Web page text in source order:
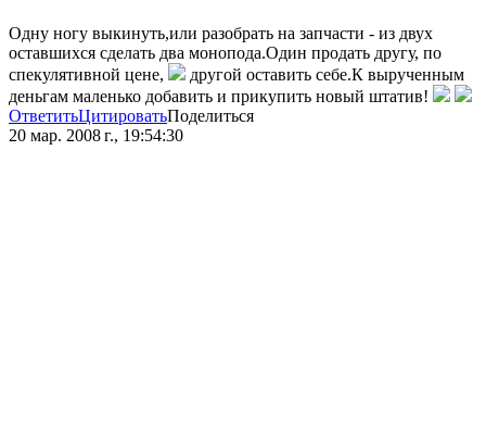
Одну ногу выкинуть,или разобрать на запчасти - из двух
оставшихся сделать два монопода.Один продать другу, по
спекулятивной цене,
другой оставить себе.К вырученным
деньгам маленько добавить и прикупить новый штатив!
ОтветитьЦитироватьПоделиться
20 мар. 2008 г., 19:54:30